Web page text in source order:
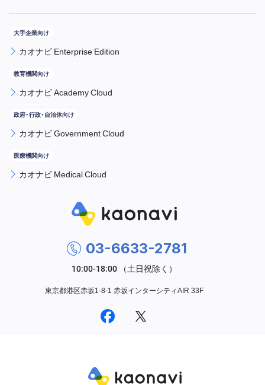
カオナビ Enterprise Edition
カオナビ Academy Cloud
カオナビ Government Cloud
カオナビ Medical Cloud
03-6633-2781
東京都港区赤坂1-8-1 赤坂インターシティAIR 33F